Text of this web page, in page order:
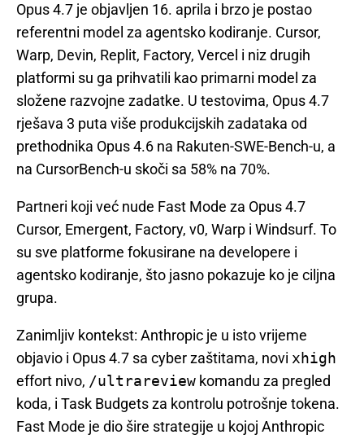
Opus 4.7 je objavljen 16. aprila i brzo je postao
referentni model za agentsko kodiranje. Cursor,
Warp, Devin, Replit, Factory, Vercel i niz drugih
platformi su ga prihvatili kao primarni model za
složene razvojne zadatke. U testovima, Opus 4.7
rješava 3 puta više produkcijskih zadataka od
prethodnika Opus 4.6 na Rakuten-SWE-Bench-u, a
na CursorBench-u skoči sa 58% na 70%.
Partneri koji već nude Fast Mode za Opus 4.7
Cursor, Emergent, Factory, v0, Warp i Windsurf. To
su sve platforme fokusirane na developere i
agentsko kodiranje, što jasno pokazuje ko je ciljna
grupa.
Zanimljiv kontekst: Anthropic je u isto vrijeme
objavio i Opus 4.7 sa cyber zaštitama, novi xhigh
effort nivo, /ultrareview komandu za pregled
koda, i Task Budgets za kontrolu potrošnje tokena.
Fast Mode je dio šire strategije u kojoj Anthropic